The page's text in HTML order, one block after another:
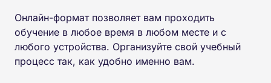
Онлайн-формат позволяет вам проходить
обучение в любое время в любом месте и с
любого устройства. Организуйте свой учебный
процесс так, как удобно именно вам.